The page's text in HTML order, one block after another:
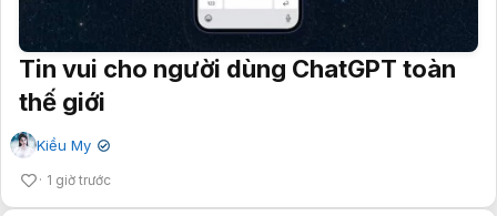
Tin vui cho người dùng ChatGPT toàn
thế giới
Kiều My ✔
1 giờ trước